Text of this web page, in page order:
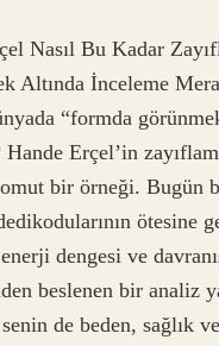
Nasıl Bu Kadar
Altında İnceleme
“formda
Hande Erçel’in
bir örneği. Bugün
ötesine
dengesi ve
beslenen bir analiz
de beden, sağlık